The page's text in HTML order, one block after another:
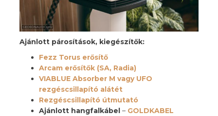
Ajánlott párosítások, kiegészítők:
Fezz Torus erősítő
Arcam erősítők (SA, Radia)
VIABLUE Absorber M vagy UFO
rezgéscsillapító alátét
Rezgéscsillapító útmutató
Ajánlott hangfalkábel – GOLDKABEL